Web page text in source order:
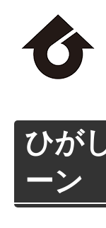
ひが
ーン